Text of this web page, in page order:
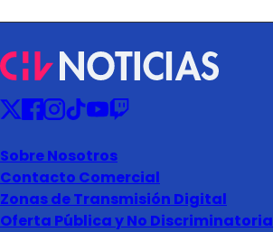
Sobre Nosotros
Contacto Comercial
Zonas de Transmisión Digital
Oferta Pública y No Discriminatoria